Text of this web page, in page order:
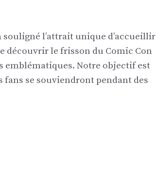
souligné l’attrait unique d’accueillir
découvrir le frisson du Comic Con
emblématiques. Notre objectif est
se souviendront pendant des